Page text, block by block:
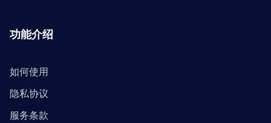
功能介绍
如何使用
隐私协议
服务条款